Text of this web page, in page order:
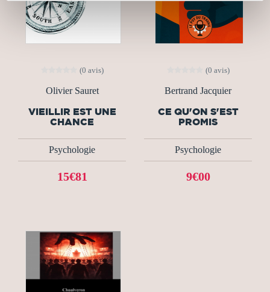
(0 avis)
Olivier Sauret
VIEILLIR EST UNE
CHANCE
Psychologie
15€81
(0 avis)
Bertrand Jacquier
CE QU'ON S'EST
PROMIS
Psychologie
9€00